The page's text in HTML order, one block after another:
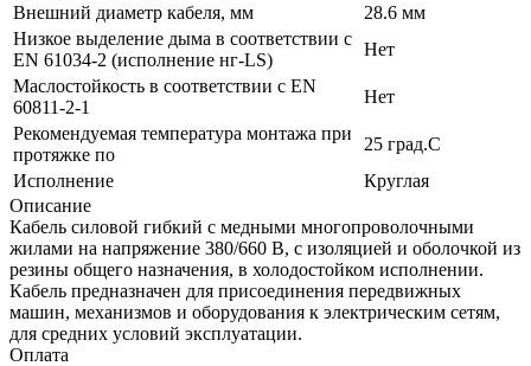
Внешний диаметр кабеля, мм
28.6 мм
Низкое выделение дыма в соответствии с
EN 61034-2 (исполнение нг-LS)
Нет
Маслостойкость в соответствии с EN
60811-2-1
Нет
Рекомендуемая температура монтажа при
протяжке по
25 град.C
Исполнение
Круглая
Описание
Кабель силовой гибкий с медными многопроволочными
жилами на напряжение 380/660 В, с изоляцией и оболочкой из
резины общего назначения, в холодостойком исполнении.
Кабель предназначен для присоединения передвижных
машин, механизмов и оборудования к электрическим сетям,
для средних условий эксплуатации.
Оплата